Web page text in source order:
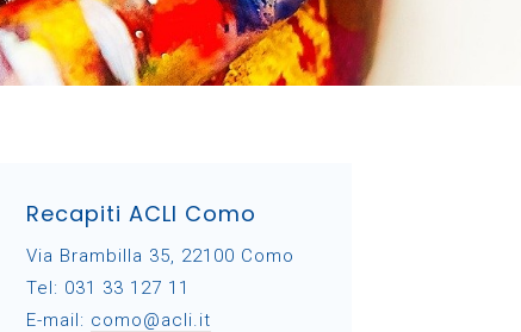
Recapiti ACLI Como
Via Brambilla 35, 22100 Como
Tel: 031 33 127 11
E-mail: como@acli.it